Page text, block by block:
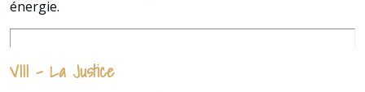
énergie.
VIII – La Justice